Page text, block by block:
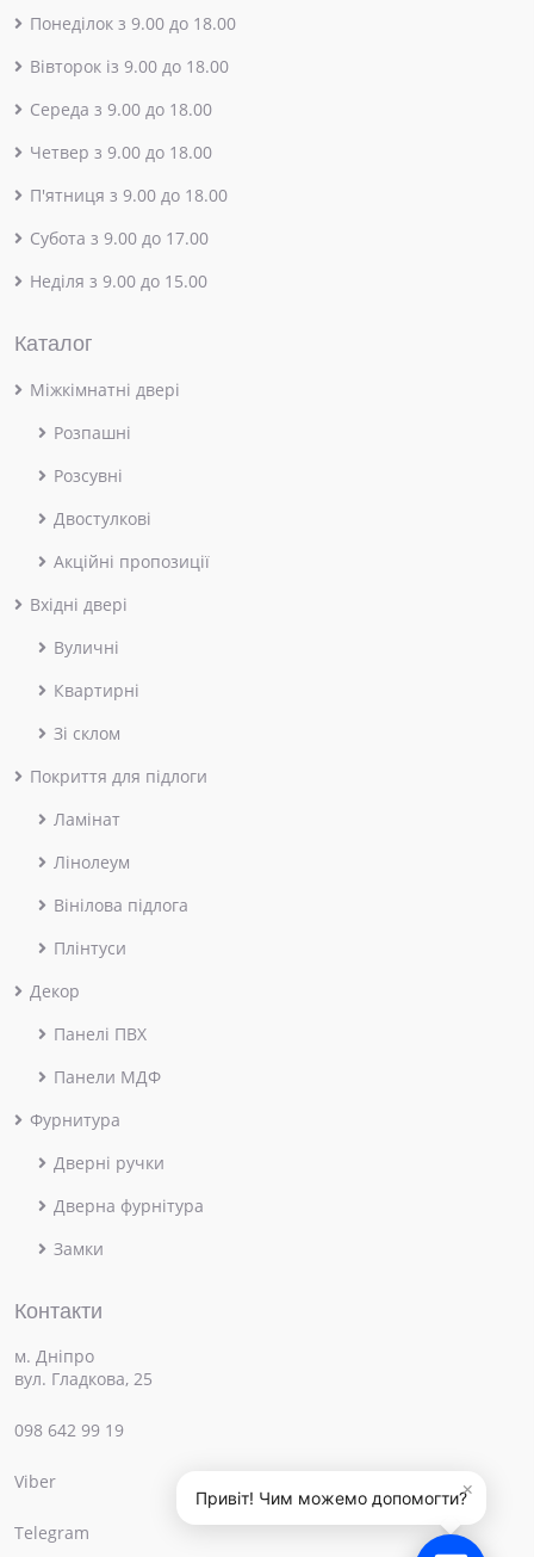
×
Привіт! Чим можемо допомогти?
Понеділок з 9.00 до 18.00
Вівторок із 9.00 до 18.00
Середа з 9.00 до 18.00
Четвер з 9.00 до 18.00
П'ятниця з 9.00 до 18.00
Субота з 9.00 до 17.00
Неділя з 9.00 до 15.00
Каталог
Міжкімнатні двері
Розпашні
Розсувні
Двостулкові
Акційні пропозиції
Вхідні двері
Вуличні
Квартирні
Зі склом
Покриття для підлоги
Ламінат
Лінолеум
Вінілова підлога
Плінтуси
Декор
Панелі ПВХ
Панели МДФ
Фурнитура
Дверні ручки
Дверна фурнітура
Замки
Контакти
м. Дніпро
вул. Гладкова, 25
098 642 99 19
Viber
Telegram